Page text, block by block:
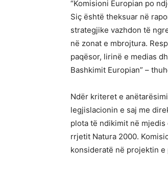
“Komisioni Europian po
Siç është theksuar në
strategjike vazhdon të
në zonat e mbrojtura.
paqësor, lirinë e medias
Bashkimit Europian” –
Ndër kriteret e
legjislacionin e saj me
plota të ndikimit në
rrjetit Natura 2000.
konsideratë në projektin